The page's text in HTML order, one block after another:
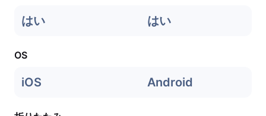
はい はい
OS
iOS Android